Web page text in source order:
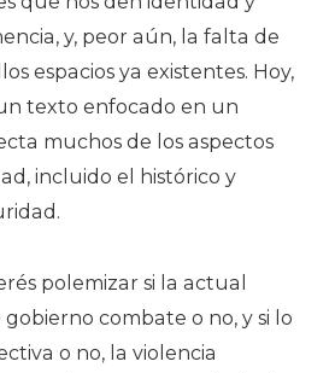
y, peor aún, la falta de
espacios ya existentes. Hoy,
texto enfocado en un
muchos de los aspectos
incluido el histórico y
polemizar si la actual
combate o no, y si lo
o no, la violencia